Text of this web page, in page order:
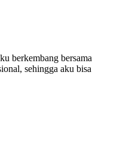
berkembang bersama
sehingga aku bisa